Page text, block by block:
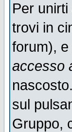
Per
trovi in
forum),
accesso
sul
Gruppo,